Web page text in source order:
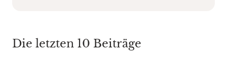
Die letzten 10 Beiträge